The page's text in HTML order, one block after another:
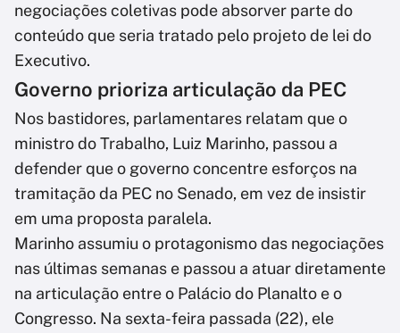
negociações coletivas pode absorver parte do
conteúdo que seria tratado pelo projeto de lei do
Executivo.
Governo prioriza articulação da PEC
Nos bastidores, parlamentares relatam que o
ministro do Trabalho, Luiz Marinho, passou a
defender que o governo concentre esforços na
tramitação da PEC no Senado, em vez de insistir
em uma proposta paralela.
Marinho assumiu o protagonismo das negociações
nas últimas semanas e passou a atuar diretamente
na articulação entre o Palácio do Planalto e o
Congresso. Na sexta-feira passada (22), ele